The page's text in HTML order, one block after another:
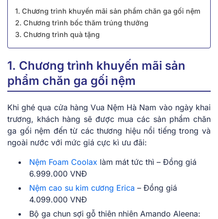
1. Chương trình khuyến mãi sản phẩm chăn ga gối nệm
2. Chương trình bốc thăm trúng thưởng
3. Chương trình quà tặng
1. Chương trình khuyến mãi sản
phẩm chăn ga gối nệm
Khi ghé qua cửa hàng Vua Nệm Hà Nam vào ngày khai
trương, khách hàng sẽ được mua các sản phẩm chăn
ga gối nệm đến từ các thương hiệu nổi tiếng trong và
ngoài nước với mức giá cực kì ưu đãi:
Nệm Foam Coolax làm mát tức thì – Đồng giá
6.999.000 VNĐ
Nệm cao su kim cương Erica – Đồng giá
4.099.000 VNĐ
Bộ ga chun sợi gỗ thiên nhiên Amando Aleena: